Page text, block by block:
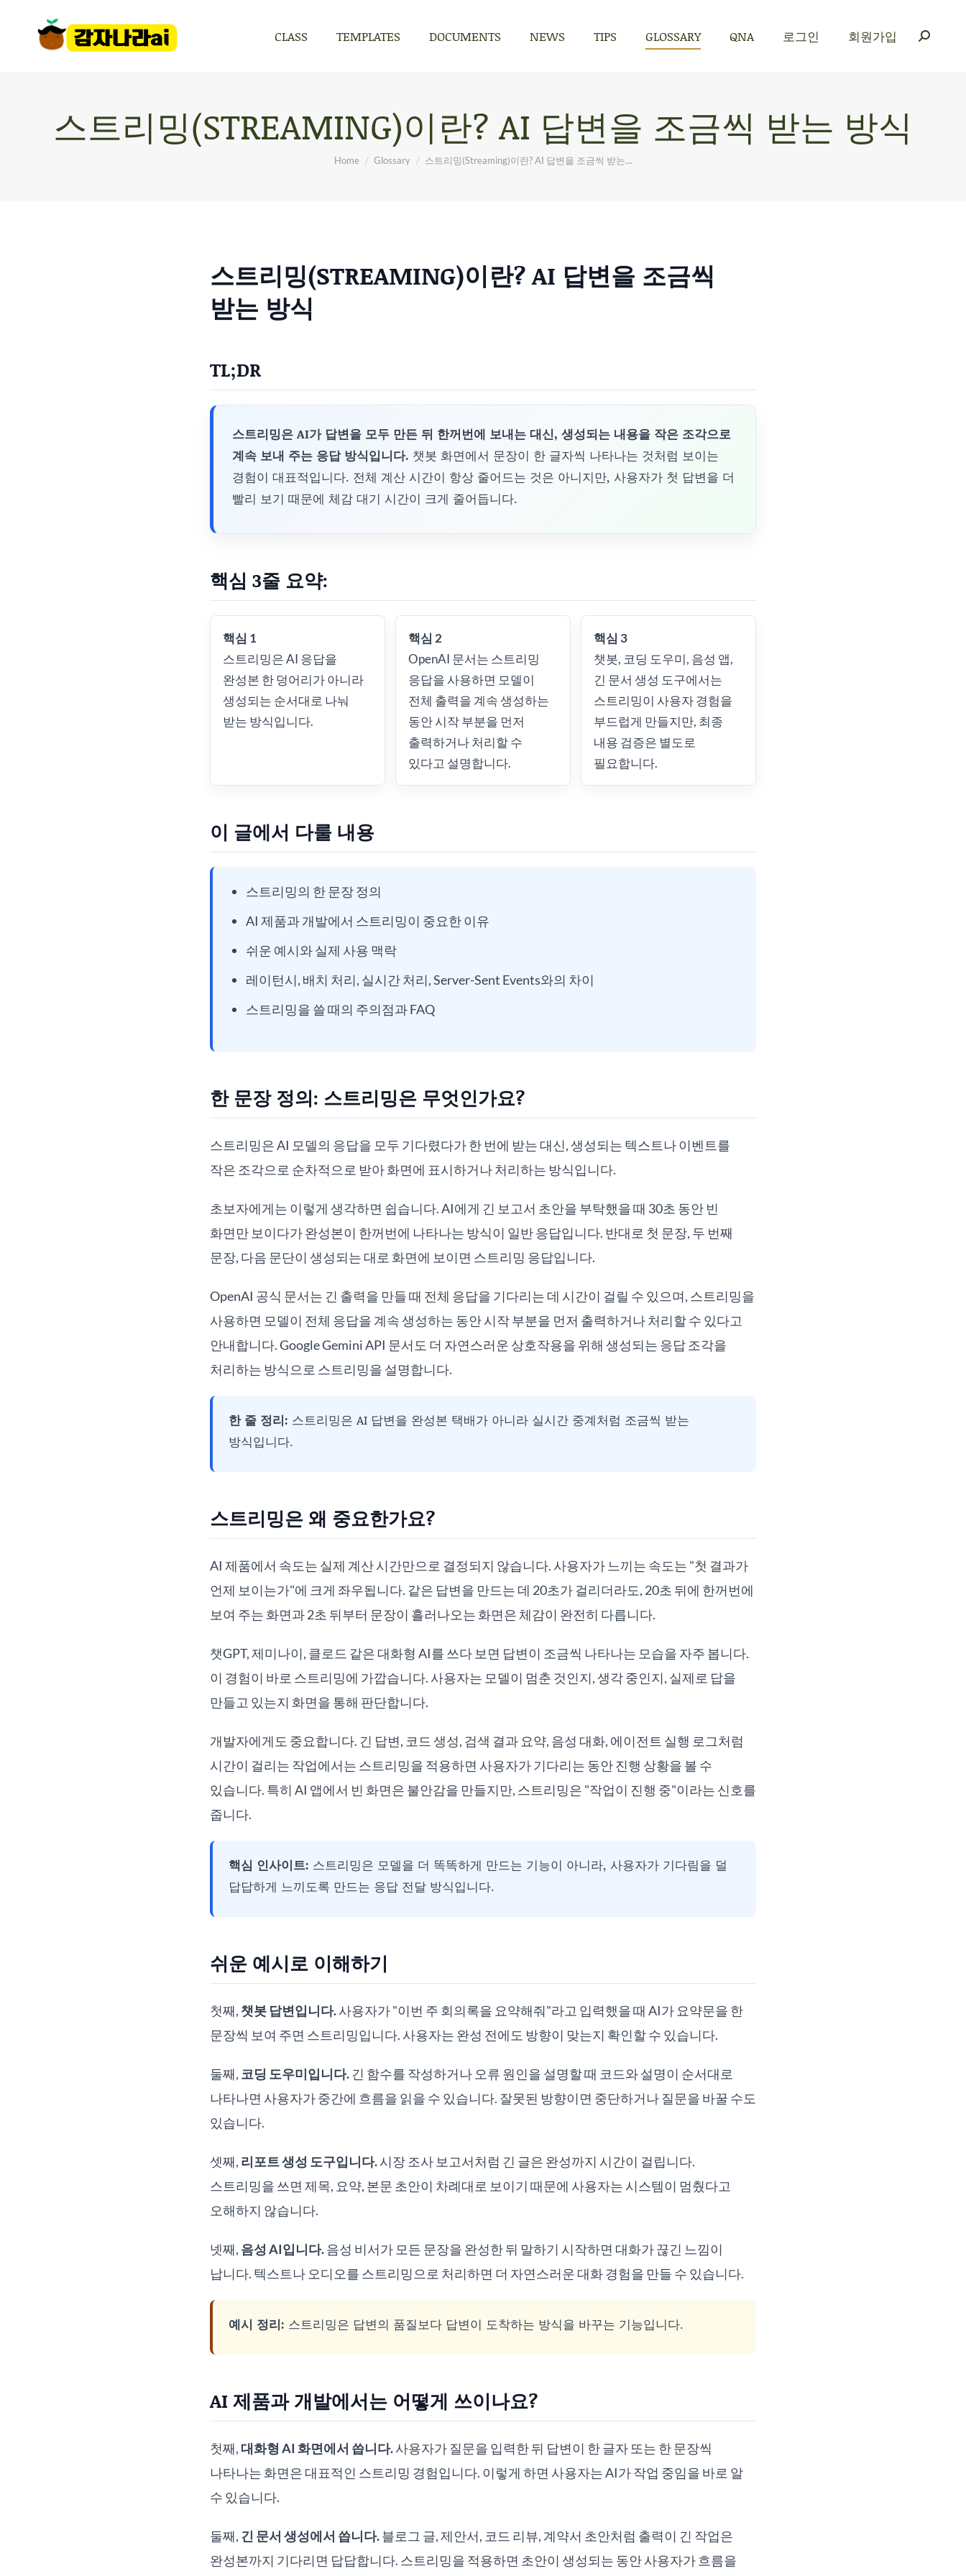
CLASS TEMPLATES DOCUMENTS NEWS TIPS GLOSSARY QNA 로그인 회원가입
스트리밍(STREAMING)이란? AI 답변을 조금씩 받는 방식
You are here:
Home Glossary 스트리밍(Streaming)이란? AI 답변을 조금씩 받는…
스트리밍(STREAMING)이란? AI 답변을 조금씩
받는 방식
TL;DR
스트리밍은 AI가 답변을 모두 만든 뒤 한꺼번에 보내는 대신, 생성되는 내용을 작은 조각으로
계속 보내 주는 응답 방식입니다. 챗봇 화면에서 문장이 한 글자씩 나타나는 것처럼 보이는
경험이 대표적입니다. 전체 계산 시간이 항상 줄어드는 것은 아니지만, 사용자가 첫 답변을 더
빨리 보기 때문에 체감 대기 시간이 크게 줄어듭니다.
핵심 3줄 요약:
핵심 1
스트리밍은 AI 응답을
완성본 한 덩어리가 아니라
생성되는 순서대로 나눠
받는 방식입니다.
핵심 2
OpenAI 문서는 스트리밍
응답을 사용하면 모델이
전체 출력을 계속 생성하는
동안 시작 부분을 먼저
출력하거나 처리할 수
있다고 설명합니다.
핵심 3
챗봇, 코딩 도우미, 음성 앱,
긴 문서 생성 도구에서는
스트리밍이 사용자 경험을
부드럽게 만들지만, 최종
내용 검증은 별도로
필요합니다.
이 글에서 다룰 내용
스트리밍의 한 문장 정의
AI 제품과 개발에서 스트리밍이 중요한 이유
쉬운 예시와 실제 사용 맥락
레이턴시, 배치 처리, 실시간 처리, Server-Sent Events와의 차이
스트리밍을 쓸 때의 주의점과 FAQ
한 문장 정의: 스트리밍은 무엇인가요?
스트리밍은 AI 모델의 응답을 모두 기다렸다가 한 번에 받는 대신, 생성되는 텍스트나 이벤트를
작은 조각으로 순차적으로 받아 화면에 표시하거나 처리하는 방식입니다.
초보자에게는 이렇게 생각하면 쉽습니다. AI에게 긴 보고서 초안을 부탁했을 때 30초 동안 빈
화면만 보이다가 완성본이 한꺼번에 나타나는 방식이 일반 응답입니다. 반대로 첫 문장, 두 번째
문장, 다음 문단이 생성되는 대로 화면에 보이면 스트리밍 응답입니다.
OpenAI 공식 문서는 긴 출력을 만들 때 전체 응답을 기다리는 데 시간이 걸릴 수 있으며, 스트리밍을
사용하면 모델이 전체 응답을 계속 생성하는 동안 시작 부분을 먼저 출력하거나 처리할 수 있다고
안내합니다. Google Gemini API 문서도 더 자연스러운 상호작용을 위해 생성되는 응답 조각을
처리하는 방식으로 스트리밍을 설명합니다.
한 줄 정리: 스트리밍은 AI 답변을 완성본 택배가 아니라 실시간 중계처럼 조금씩 받는
방식입니다.
스트리밍은 왜 중요한가요?
AI 제품에서 속도는 실제 계산 시간만으로 결정되지 않습니다. 사용자가 느끼는 속도는 "첫 결과가
언제 보이는가"에 크게 좌우됩니다. 같은 답변을 만드는 데 20초가 걸리더라도, 20초 뒤에 한꺼번에
보여 주는 화면과 2초 뒤부터 문장이 흘러나오는 화면은 체감이 완전히 다릅니다.
챗GPT, 제미나이, 클로드 같은 대화형 AI를 쓰다 보면 답변이 조금씩 나타나는 모습을 자주 봅니다.
이 경험이 바로 스트리밍에 가깝습니다. 사용자는 모델이 멈춘 것인지, 생각 중인지, 실제로 답을
만들고 있는지 화면을 통해 판단합니다.
개발자에게도 중요합니다. 긴 답변, 코드 생성, 검색 결과 요약, 음성 대화, 에이전트 실행 로그처럼
시간이 걸리는 작업에서는 스트리밍을 적용하면 사용자가 기다리는 동안 진행 상황을 볼 수
있습니다. 특히 AI 앱에서 빈 화면은 불안감을 만들지만, 스트리밍은 "작업이 진행 중"이라는 신호를
줍니다.
핵심 인사이트: 스트리밍은 모델을 더 똑똑하게 만드는 기능이 아니라, 사용자가 기다림을 덜
답답하게 느끼도록 만드는 응답 전달 방식입니다.
쉬운 예시로 이해하기
첫째,챗봇 답변입니다.사용자가 "이번 주 회의록을 요약해줘"라고 입력했을 때 AI가 요약문을 한
문장씩 보여 주면 스트리밍입니다. 사용자는 완성 전에도 방향이 맞는지 확인할 수 있습니다.
둘째, 코딩 도우미입니다. 긴 함수를 작성하거나 오류 원인을 설명할 때 코드와 설명이 순서대로
나타나면 사용자가 중간에 흐름을 읽을 수 있습니다. 잘못된 방향이면 중단하거나 질문을 바꿀 수도
있습니다.
셋째, 리포트 생성 도구입니다.시장 조사 보고서처럼 긴 글은 완성까지 시간이 걸립니다.
스트리밍을 쓰면 제목, 요약, 본문 초안이 차례대로 보이기 때문에 사용자는 시스템이 멈췄다고
오해하지 않습니다.
넷째, 음성 AI입니다.음성 비서가 모든 문장을 완성한 뒤 말하기 시작하면 대화가 끊긴 느낌이
납니다. 텍스트나 오디오를 스트리밍으로 처리하면 더 자연스러운 대화 경험을 만들 수 있습니다.
예시 정리: 스트리밍은 답변의 품질보다 답변이 도착하는 방식을 바꾸는 기능입니다.
AI 제품과 개발에서는 어떻게 쓰이나요?
첫째, 대화형 AI 화면에서 씁니다.사용자가 질문을 입력한 뒤 답변이 한 글자 또는 한 문장씩
나타나는 화면은 대표적인 스트리밍 경험입니다. 이렇게 하면 사용자는 AI가 작업 중임을 바로 알
수 있습니다.
둘째, 긴 문서 생성에서 씁니다.블로그 글, 제안서, 코드 리뷰, 계약서 초안처럼 출력이 긴 작업은
완성본까지 기다리면 답답합니다. 스트리밍을 적용하면 초안이 생성되는 동안 사용자가 흐름을
로그인 회원가입